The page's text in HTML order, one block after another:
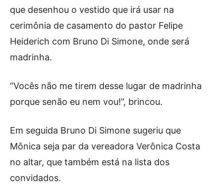
que desenhou o vestido que irá usar na
cerimônia de casamento do pastor Felipe
Heiderich com Bruno Di Simone, onde será
madrinha.
“Vocês não me tirem desse lugar de madrinha
porque senão eu nem vou!”, brincou.
Em seguida Bruno Di Simone sugeriu que
Mônica seja par da vereadora Verônica Costa
no altar, que também está na lista dos
convidados.